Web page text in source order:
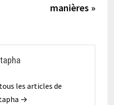
manières »
les articles de
→